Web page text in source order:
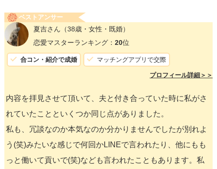
ベストアンサー
夏吉さん （38歳・女性・既婚）
恋愛マスターランキング： 20位
合コン・紹介で成婚 マッチングアプリで交際
プロフィール詳細＞＞
内容を拝見させて頂いて、夫と付き合っていた時に私がさ
れていたことといくつか同じ点がありました。
私も、冗談なのか本気なのか分かりませんでしたが別れよ
う(笑)みたいな感じで何回かLINEで言われたり、他にもも
っと働いて貢いで(笑)なども言われたこともあります。私